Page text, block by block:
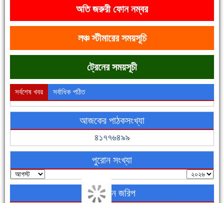
দেশে রাস্তাঘাটসহ অনেক কিছুই হয়েছে, বাড়েনি কর্মসংস্থান
ফরিদগঞ্জের ভূমিহীন ২০ পরিবার আজ নিজের পাকা ঘরে উঠছে
অতি জরুরী ফোন নম্বর
লঞ্চ স্টীমারের সময়সূচি
ট্রেনের সময়সূচী
সর্বশেষ খবর সর্বাধিক পঠিত
আজকের পাঠকসংখ্যা
৪১৭৭৬৪৯৯
পুরোন সংখ্যা
অনলাইন জরিপ